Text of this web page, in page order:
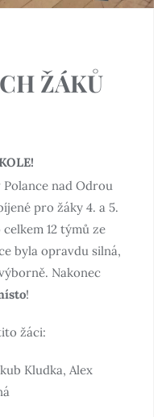
ŽÁKŮ
Polance nad Odrou
pro žáky 4. a 5.
12 týmů ze
byla opravdu silná,
Nakonec
!
žáci:
Kludka, Alex